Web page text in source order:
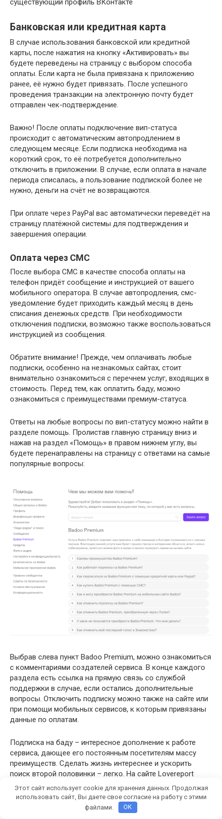
существующий профиль ВКонтакте
Банковская или кредитная карта
В случае использования банковской или кредитной
карты, после нажатия на кнопку «Активировать» вы
будете переведены на страницу с выбором способа
оплаты. Если карта не была привязана к приложению
ранее, её нужно будет привязать. После успешного
проведения транзакции на электронную почту будет
отправлен чек-подтверждение.
Важно! После оплаты подключение вип-статуса
происходит с автоматическим автопродлением в
следующем месяце. Если подписка необходима на
короткий срок, то её потребуется дополнительно
отключить в приложении. В случае, если оплата в начале
периода списалась, а пользование подпиской более не
нужно, деньги на счёт не возвращаются.
При оплате через PayPal вас автоматически переведёт на
страницу платёжной системы для подтверждения и
завершения операции.
Оплата через СМС
После выбора СМС в качестве способа оплаты на
телефон придёт сообщение и инструкцией от вашего
мобильного оператора. В случае автопродления, смс-
уведомление будет приходить каждый месяц в день
списания денежных средств. При необходимости
отключения подписки, возможно также воспользоваться
инструкцией из сообщения.
Обратите внимание! Прежде, чем оплачивать любые
подписки, особенно на незнакомых сайтах, стоит
внимательно ознакомиться с перечнем услуг, входящих в
стоимость. Перед тем, как оплатить баду, можно
ознакомиться с преимуществами премиум-статуса.
Ответы на любые вопросы по вип-статусу можно найти в
разделе помощь. Пролистав главную страницу вниз и
нажав на раздел «Помощь» в правом нижнем углу, вы
будете перенаправлены на страницу с ответами на самые
популярные вопросы:
Выбрав слева пункт Badoo Premium, можно ознакомиться
с комментариями создателей сервиса. В конце каждого
раздела есть ссылка на прямую связь со службой
поддержки в случае, если остались дополнительные
вопросы. Отключить подписку можно также на сайте или
при помощи мобильных сервисов, к которым привязаны
данные по оплатам.
Подписка на баду – интересное дополнение к работе
сервиса, дающее его постоянным посетителям массу
преимуществ. Сделать жизнь интереснее и ускорить
поиск второй половинки – легко. На сайте Lovereport
представлены статьи с подробными инструкциями по
любым интересующим вопросам.
Этот сайт использует cookie для хранения данных. Продолжая
использовать сайт, Вы даете свое согласие на работу с этими
файлами.
OK